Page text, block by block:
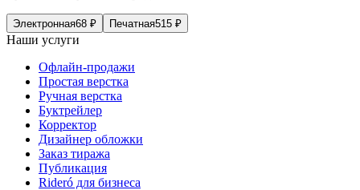
Электронная68 ₽ Печатная515 ₽
Наши услуги
Офлайн-продажи
Простая верстка
Ручная верстка
Буктрейлер
Корректор
Дизайнер обложки
Заказ тиража
Публикация
Rideró для бизнеса